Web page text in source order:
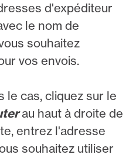
d'expéditeur
le nom de
souhaitez
vos envois.
le cas, cliquez sur le
au haut à droite de
entrez l'adresse
souhaitez utiliser